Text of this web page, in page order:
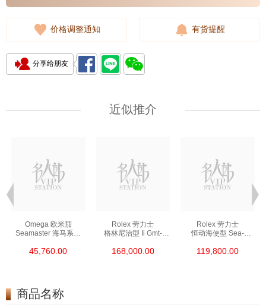
价格调整通知 有货提醒
分享给朋友
近似推介
Omega 欧米茄
Seamaster 海马系列
精钢 Nekton Edition
45,760.00
Rolex 劳力士
格林尼治型 Ii Gmt-
0002 18kt玫瑰金/钢
168,000.00
Rolex 劳力士
恒动海使型 Sea-
0002 精钢 单红
119,800.00
商品名称